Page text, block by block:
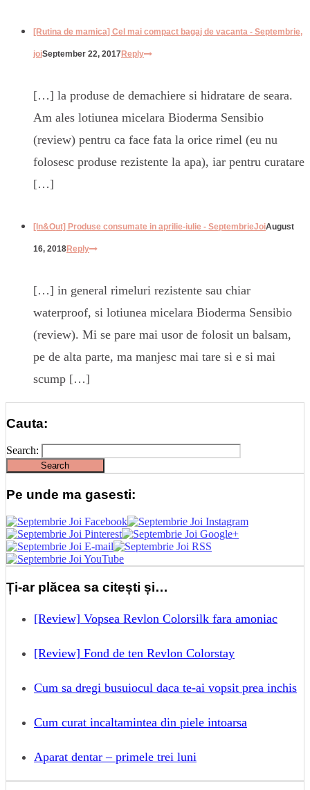
[Rutina de mamica] Cel mai compact bagaj de vacanta - Septembrie,
joiSeptember 22, 2017Reply
[…] la produse de demachiere si hidratare de seara.
Am ales lotiunea micelara Bioderma Sensibio
(review) pentru ca face fata la orice rimel (eu nu
folosesc produse rezistente la apa), iar pentru curatare
[…]
[In&Out] Produse consumate in aprilie-iulie - SeptembrieJoiAugust
16, 2018Reply
[…] in general rimeluri rezistente sau chiar
waterproof, si lotiunea micelara Bioderma Sensibio
(review). Mi se pare mai usor de folosit un balsam,
pe de alta parte, ma manjesc mai tare si e si mai
scump […]
Cauta:
Search:
Pe unde ma gasesti:
Ți-ar plăcea sa citești și…
[Review] Vopsea Revlon Colorsilk fara amoniac
[Review] Fond de ten Revlon Colorstay
Cum sa dregi busuiocul daca te-ai vopsit prea inchis
Cum curat incaltamintea din piele intoarsa
Aparat dentar – primele trei luni